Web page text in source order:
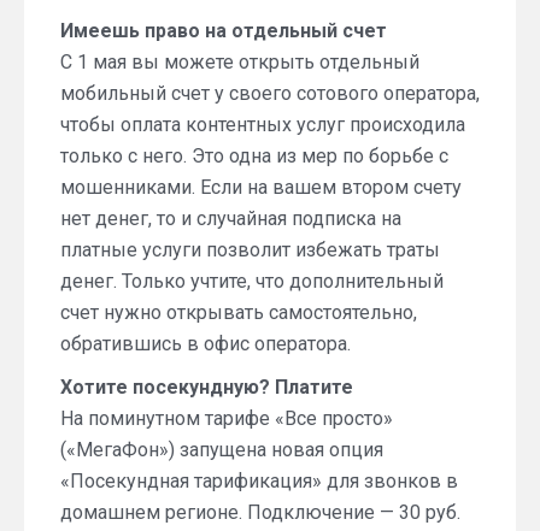
Имеешь право на отдельный счет
С 1 мая вы можете открыть отдельный
мобильный счет у своего сотового оператора,
чтобы оплата контентных услуг происходила
только с него. Это одна из мер по борьбе с
мошенниками. Если на вашем втором счету
нет денег, то и случайная подписка на
платные услуги позволит избежать траты
денег. Только учтите, что дополнительный
счет нужно открывать самостоятельно,
обратившись в офис оператора.
Хотите посекундную? Платите
На поминутном тарифе «Все просто»
(«МегаФон») запущена новая опция
«Посекундная тарификация» для звонков в
домашнем регионе. Подключение — 30 руб.